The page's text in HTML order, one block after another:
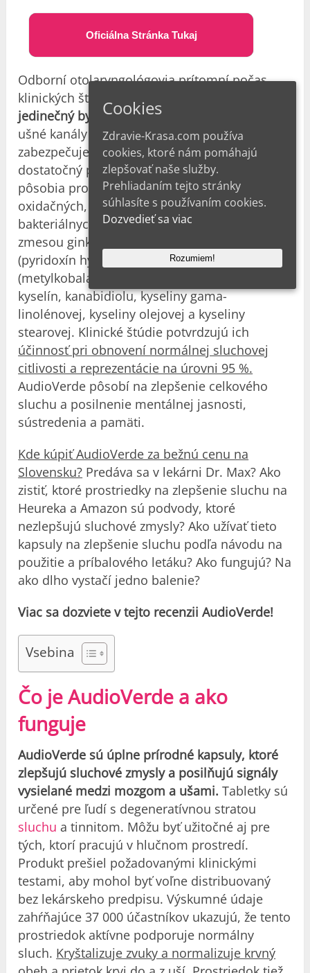
Oficiálna Stránka Tukaj
Odborní otolaryngológovia prítomní počas
klinických štúdií potvrdzujú, že
jedinečný bylinný doplnok pre lepší sluch.
ušné kanály a zlepšuje prekrvenie uší. Produkt
zabezpečuje, že sluchové orgány dostávajú
dostatočný prísun kyslíka. Kapsuly tiež
pôsobia proti negatívnym účinkom
oxidačných, environmentálnych a
bakteriálnych patogénov. Ich zloženie je
zmesou ginkga biloba, zinku, vitamínu B6
(pyridoxín hydrochlorid), vitamínu B12
(metylkobalamín), omega 3-6-9 mastných
kyselín, kanabidiolu, kyseliny gama-
linolénovej, kyseliny olejovej a kyseliny
stearovej. Klinické štúdie potvrdzujú ich
účinnosť pri obnovení normálnej sluchovej
citlivosti a reprezentácie na úrovni 95 %.
AudioVerde pôsobí na zlepšenie celkového
sluchu a posilnenie mentálnej jasnosti,
sústredenia a pamäti.
Kde kúpiť AudioVerde za bežnú cenu na
Slovensku? Predáva sa v lekárni Dr. Max? Ako
zistiť, ktoré prostriedky na zlepšenie sluchu na
Heureka a Amazon sú podvody, ktoré
nezlepšujú sluchové zmysly? Ako užívať tieto
kapsuly na zlepšenie sluchu podľa návodu na
použitie a príbalového letáku? Ako fungujú? Na
ako dlho vystačí jedno balenie?
Viac sa dozviete v tejto recenzii AudioVerde!
Vsebina
Čo je AudioVerde a ako
funguje
AudioVerde sú úplne prírodné kapsuly, ktoré
zlepšujú sluchové zmysly a posilňujú signály
vysielané medzi mozgom a ušami. Tabletky sú
určené pre ľudí s degeneratívnou stratou
sluchu a tinnitom. Môžu byť užitočné aj pre
tých, ktorí pracujú v hlučnom prostredí.
Produkt prešiel požadovanými klinickými
testami, aby mohol byť voľne distribuovaný
bez lekárskeho predpisu. Výskumné údaje
zahŕňajúce 37 000 účastníkov ukazujú, že tento
prostriedok aktívne podporuje normálny
sluch. Kryštalizuje zvuky a normalizuje krvný
Cookies
Zdravie-Krasa.com používa
cookies, ktoré nám pomáhajú
zlepšovať naše služby.
Prehliadaním tejto stránky
súhlasíte s používaním cookies.
Dozvedieť sa viac
Rozumiem!